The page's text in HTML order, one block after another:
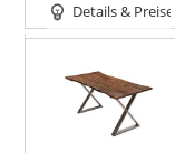
Details & Preise